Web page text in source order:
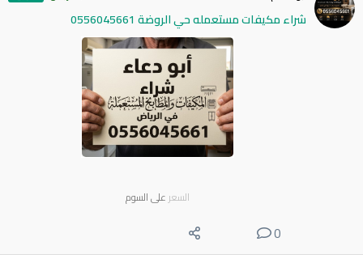
شراء مكيفات مستعمله حي الروضة 0556045661
السعر على السوم
0